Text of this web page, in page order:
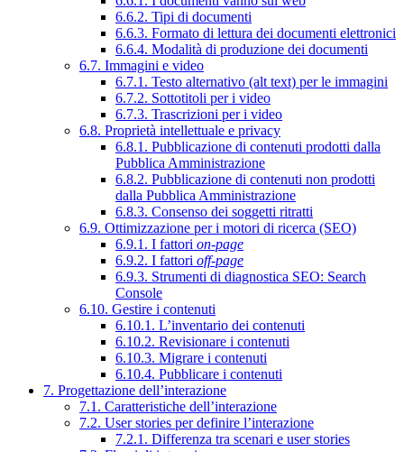
6.6.2. Tipi di documenti
6.6.3. Formato di lettura dei documenti elettronici
6.6.4. Modalità di produzione dei documenti
6.7. Immagini e video
6.7.1. Testo alternativo (alt text) per le immagini
6.7.2. Sottotitoli per i video
6.7.3. Trascrizioni per i video
6.8. Proprietà intellettuale e privacy
6.8.1. Pubblicazione di contenuti prodotti dalla
Pubblica Amministrazione
6.8.2. Pubblicazione di contenuti non prodotti
dalla Pubblica Amministrazione
6.8.3. Consenso dei soggetti ritratti
6.9. Ottimizzazione per i motori di ricerca (SEO)
6.9.1. I fattori on-page
6.9.2. I fattori off-page
6.9.3. Strumenti di diagnostica SEO: Search
Console
6.10. Gestire i contenuti
6.10.1. L’inventario dei contenuti
6.10.2. Revisionare i contenuti
6.10.3. Migrare i contenuti
6.10.4. Pubblicare i contenuti
7. Progettazione dell’interazione
7.1. Caratteristiche dell’interazione
7.2. User stories per definire l’interazione
7.2.1. Differenza tra scenari e user stories